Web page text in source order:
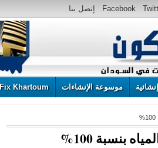
Facebook إتصل بنا
موسوعة الإنشاءات Fix Khartoum
بنسبة 100%